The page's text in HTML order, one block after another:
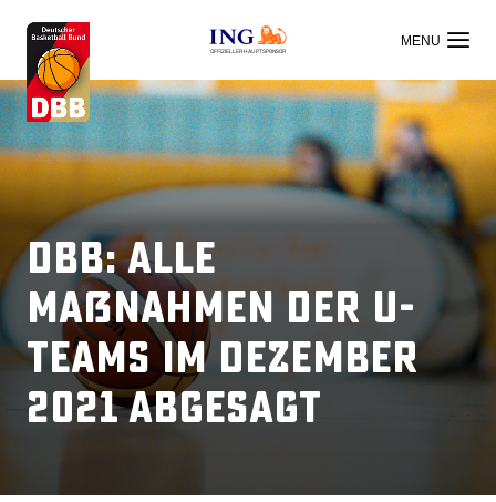
OFFIZIELLER HAUPTSPONSOR
DBB: Alle
Maßnahmen der U-
Teams im Dezember
2021 abgesagt